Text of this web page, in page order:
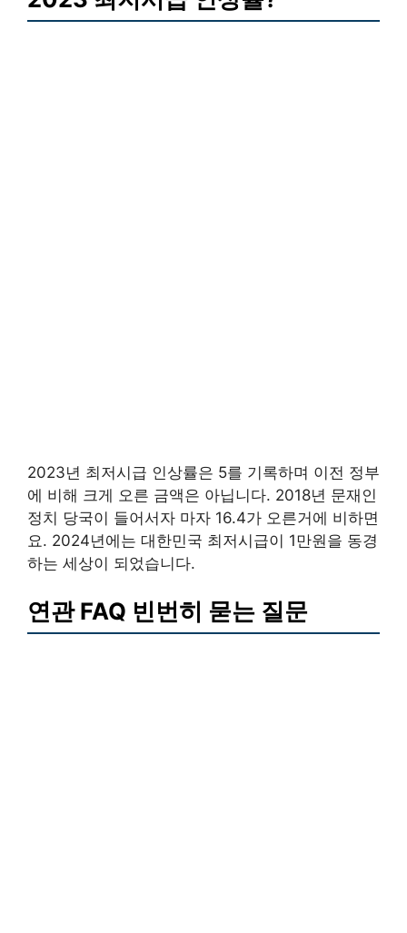
2023년 최저시급 인상률은 5를 기록하며 이전 정부
에 비해 크게 오른 금액은 아닙니다. 2018년 문재인
정치 당국이 들어서자 마자 16.4가 오른거에 비하면
요. 2024년에는 대한민국 최저시급이 1만원을 동경
하는 세상이 되었습니다.
연관 FAQ 빈번히 묻는 질문